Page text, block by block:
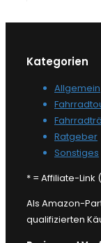
Kategorien
Allgemein
Ratgeber
Sonstiges
* = Affiliate-Link
Als Amazon-
qualifizierten